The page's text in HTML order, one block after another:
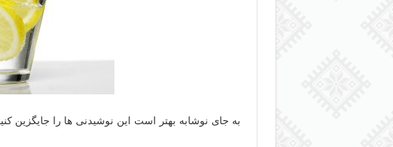
به جای نوشابه بهتر است این نوشیدنی ها را جایگزین